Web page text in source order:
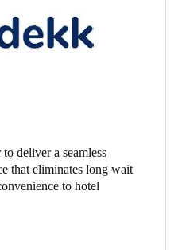
deliver a seamless
that eliminates long wait
to hotel